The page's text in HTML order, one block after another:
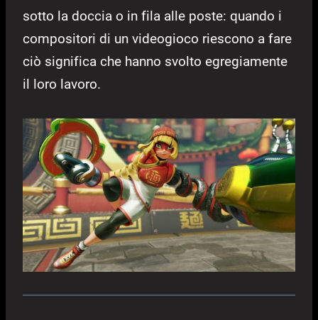
sotto la doccia o in fila alle poste: quando i
compositori di un videogioco riescono a fare
ciò significa che hanno svolto egregiamente
il loro lavoro.